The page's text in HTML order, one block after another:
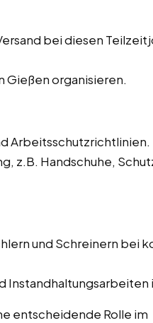
bei diesen
Gießen organisieren.
Arbeitsschutzrichtlinien.
z.B. Handschuhe,
und Schreinern bei
Instandhaltungsarbeiten
entscheidende Rolle im